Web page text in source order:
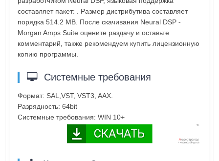
составляет пакет: . Размер дистрибутива составляет
порядка 514.2 MB. После скачивания Neural DSP -
Morgan Amps Suite оцените раздачу и оставьте
комментарий, также рекомендуем купить лицензионную
копию программы.
Системные требования
Формат: SAL,VST, VST3, AAX.
Разрядность: 64bit
Системные требования: WIN 10+